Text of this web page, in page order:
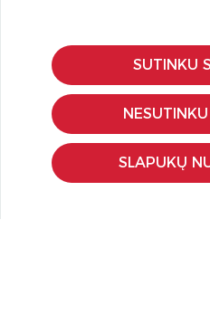
KLIENTŲ APTARNAVIMAS
Pirkimo – pardavimo taisyklės
Pristatymas ir grąžinimas
Apmokėjimo būdai
Kokybės ir saugumo standartai
Privatumo taisyklės
SUTINKU
SLAPUKŲ